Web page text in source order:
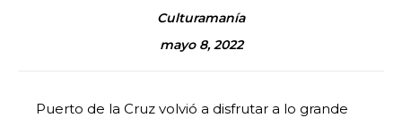
Culturamanía
mayo 8, 2022
Puerto de la Cruz volvió a disfrutar a lo grande